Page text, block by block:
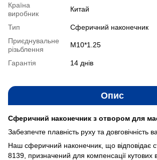
Країна
виробник
Китай
Тип
Сферичний наконечник
Приєднувальне
різьблення
M10*1.25
Гарантія 14 днів
Опис
Сферичний наконечник з отвором для
Забезпечте плавність руху та довговічність
Наш сферичний наконечник, що відповідає
8139, призначений для компенсації кутових